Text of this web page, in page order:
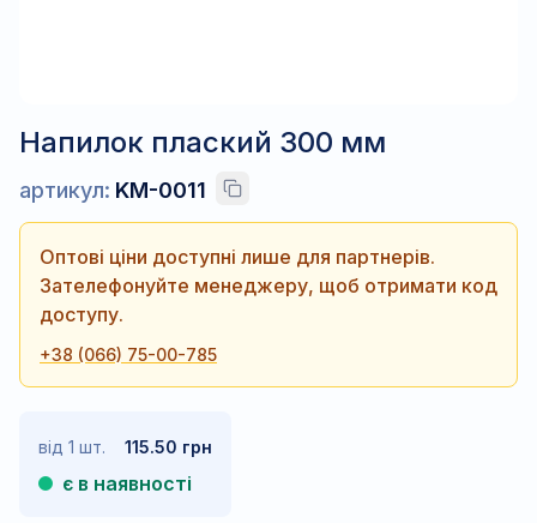
Напилок плаский 300 мм
артикул: KM-0011
Оптові ціни доступні лише для партнерів.
Зателефонуйте менеджеру, щоб отримати код
доступу.
+38 (066) 75-00-785
від 1 шт. 115.50 грн
є в наявності